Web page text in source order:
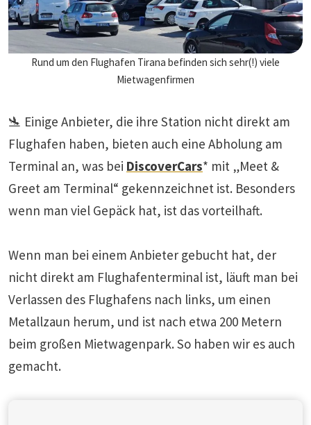
Rund um den Flughafen Tirana befinden sich sehr(!) viele
Mietwagenfirmen
🛬 Einige Anbieter, die ihre Station nicht direkt am
Flughafen haben, bieten auch eine Abholung am
Terminal an, was bei DiscoverCars* mit „Meet &
Greet am Terminal“ gekennzeichnet ist. Besonders
wenn man viel Gepäck hat, ist das vorteilhaft.
Wenn man bei einem Anbieter gebucht hat, der
nicht direkt am Flughafenterminal ist, läuft man bei
Verlassen des Flughafens nach links, um einen
Metallzaun herum, und ist nach etwa 200 Metern
beim großen Mietwagenpark. So haben wir es auch
gemacht.